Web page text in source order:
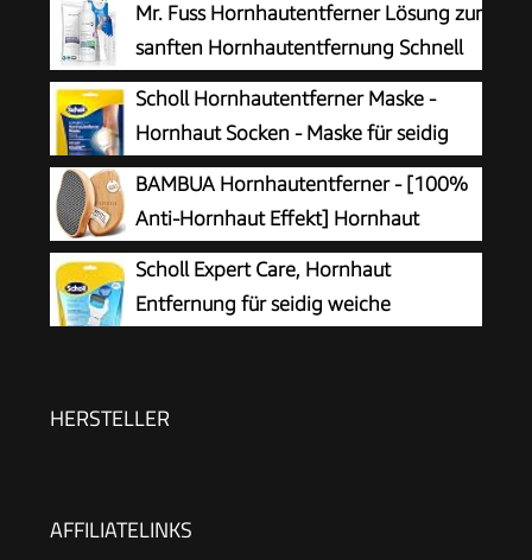
Mr. Fuss Hornhautentferner Lösung zur
sanften Hornhautentfernung Schnell
erweichende Lotion 250ml No. 4 im
Plus Pack. Fußpflege Pediküre Set ohne
Schleifen mit Sofort-Effekt.
Scholl Hornhautentferner Maske -
Hornhaut Socken - Maske für seidig
weiche Füße
BAMBUA Hornhautentferner - [100%
Anti-Hornhaut Effekt] Hornhaut
Entfernen Fuß - Zur Fußpflege für
schöne Füße - Effektives Nano Glas -
Professionelle Pediküre - Premium Bimsstein
Scholl Expert Care, Hornhaut
Entfernung für seidig weiche
Meeresmineralien Rolle für präzise Ergebnisse,1
HERSTELLER
AFFILIATELINKS